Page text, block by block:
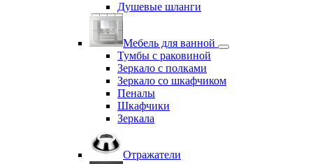
Душевые шланги
Мебель для ванной
Тумбы с раковиной
Зеркало с полками
Зеркало со шкафчиком
Пеналы
Шкафчики
Зеркала
Отражатели